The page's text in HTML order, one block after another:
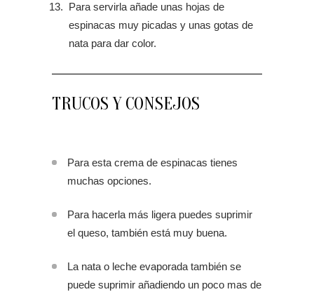
Para servirla añade unas hojas de
espinacas muy picadas y unas gotas de
nata para dar color.
TRUCOS Y CONSEJOS
Para esta crema de espinacas tienes
muchas opciones.
Para hacerla más ligera puedes suprimir
el queso, también está muy buena.
La nata o leche evaporada también se
puede suprimir añadiendo un poco mas de